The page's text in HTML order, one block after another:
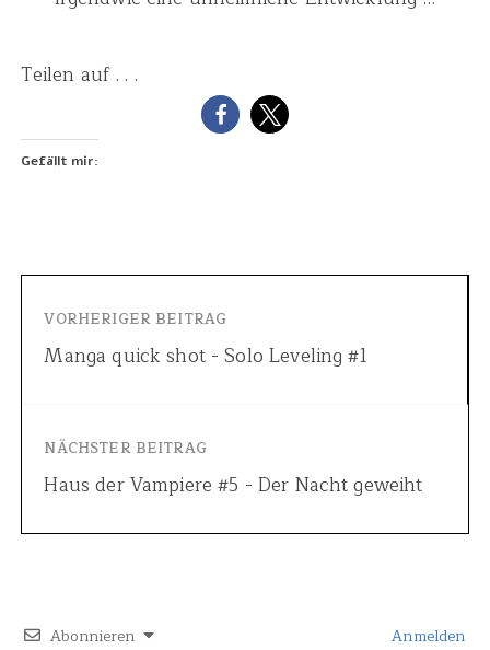
Teilen auf . . .
Gefällt mir:
VORHERIGER BEITRAG
Manga quick shot - Solo Leveling #1
NÄCHSTER BEITRAG
Haus der Vampiere #5 - Der Nacht geweiht
Abonnieren Anmelden